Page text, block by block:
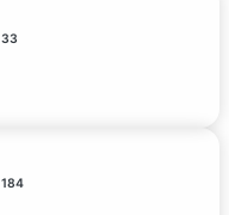
33
184